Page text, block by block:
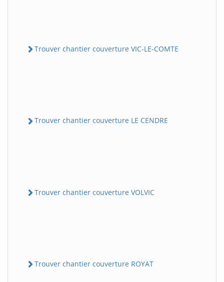
Trouver chantier couverture VIC-LE-COMTE
Trouver chantier couverture LE CENDRE
Trouver chantier couverture VOLVIC
Trouver chantier couverture ROYAT